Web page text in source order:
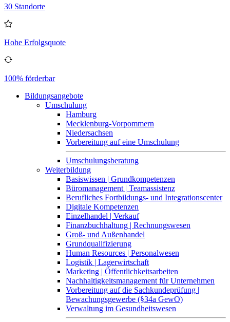
30 Standorte
Hohe Erfolgsquote
100% förderbar
Bildungsangebote
Umschulung
Hamburg
Mecklenburg-Vorpommern
Niedersachsen
Vorbereitung auf eine Umschulung
Umschulungsberatung
Weiterbildung
Basiswissen | Grundkompetenzen
Büromanagement | Teamassistenz
Berufliches Fortbildungs- und Integrationscenter
Digitale Kompetenzen
Einzelhandel | Verkauf
Finanzbuchhaltung | Rechnungswesen
Groß- und Außenhandel
Grundqualifizierung
Human Resources | Personalwesen
Logistik | Lagerwirtschaft
Marketing | Öffentlichkeitsarbeiten
Nachhaltigkeitsmanagement für Unternehmen
Vorbereitung auf die Sachkundeprüfung |
Bewachungsgewerbe (§34a GewO)
Verwaltung im Gesundheitswesen